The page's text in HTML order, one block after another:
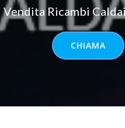
Vendita Ricambi
CHIAMA